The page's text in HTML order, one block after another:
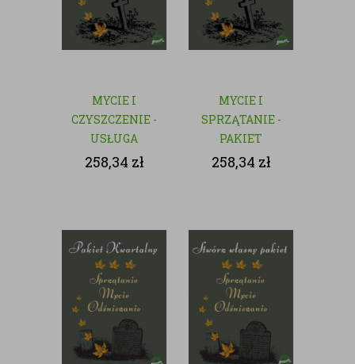
MYCIE I
CZYSZCZENIE -
USŁUGA
JEDNORAZOWA
258,34 zł
MYCIE I
SPRZĄTANIE -
PAKIET
MIESIĘCZY
258,34 zł